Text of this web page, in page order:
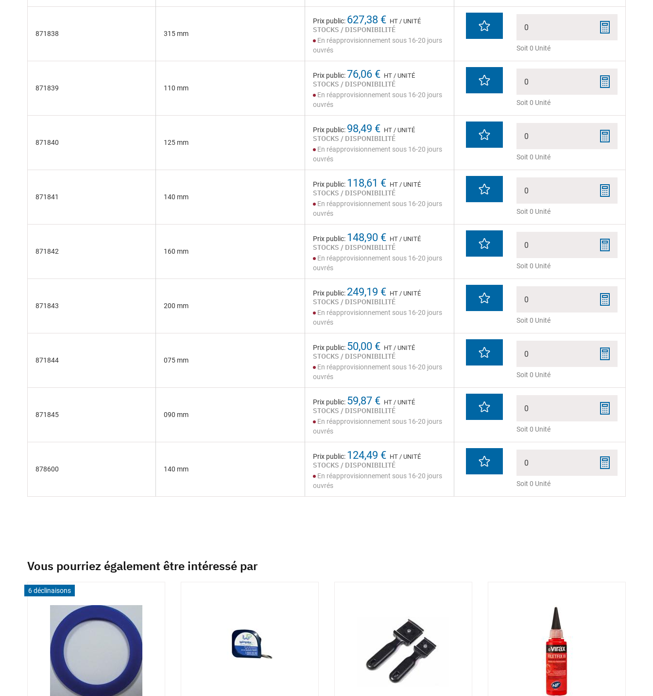
871838 315 mm
Prix public: 627,38 € HT / UNITÉ
STOCKS / DISPONIBILITÉ
En réapprovisionnement sous 16-20 jours
ouvrés
0
Soit 0 Unité
871839 110 mm
Prix public:76,06 € HT / UNITÉ
STOCKS / DISPONIBILITÉ
En réapprovisionnement sous 16-20 jours
ouvrés
0
Soit 0 Unité
871840 125 mm
Prix public: 98,49 € HT / UNITÉ
STOCKS / DISPONIBILITÉ
En réapprovisionnement sous 16-20 jours
ouvrés
0
Soit 0 Unité
871841 140 mm
Prix public: 118,61 € HT / UNITÉ
STOCKS / DISPONIBILITÉ
En réapprovisionnement sous 16-20 jours
ouvrés
0
Soit 0 Unité
871842 160 mm
Prix public: 148,90 € HT / UNITÉ
STOCKS / DISPONIBILITÉ
En réapprovisionnement sous 16-20 jours
ouvrés
0
Soit 0 Unité
871843 200 mm
Prix public: 249,19 € HT / UNITÉ
STOCKS / DISPONIBILITÉ
En réapprovisionnement sous 16-20 jours
ouvrés
0
Soit 0 Unité
871844 075 mm
Prix public: 50,00 € HT / UNITÉ
STOCKS / DISPONIBILITÉ
En réapprovisionnement sous 16-20 jours
ouvrés
0
Soit 0 Unité
871845 090 mm
Prix public: 59,87 € HT / UNITÉ
STOCKS / DISPONIBILITÉ
En réapprovisionnement sous 16-20 jours
ouvrés
0
Soit 0 Unité
878600 140 mm
Prix public: 124,49 € HT / UNITÉ
STOCKS / DISPONIBILITÉ
En réapprovisionnement sous 16-20 jours
ouvrés
0
Soit 0 Unité
Vous pourriez également être intéressé par
6 déclinaisons